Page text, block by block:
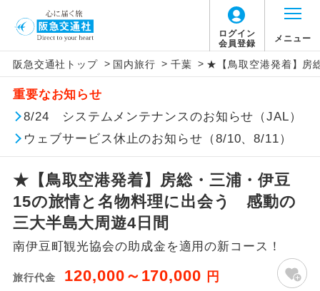
ログイン
会員登録
メニュー
阪急交通社トップ > 国内旅行 > 千葉 > ★【鳥取空港発着】房
重要なお知らせ
8/24 システムメンテナンスのお知らせ（JAL）
ウェブサービス休止のお知らせ（8/10、8/11）
★【鳥取空港発着】房総・三浦・伊豆
15の旅情と名物料理に出会う 感動の
三大半島大周遊4日間
南伊豆町観光協会の助成金を適用の新コース！
旅行代金 120,000～170,000 円
【国内旅客施設使用料について】
旅行代金に国内旅客施設使用料は含まれてお
りません。別途お支払いが必要となります。
羽田空港往復：大人900円、子供900円
2026/10/6〜2027/6/4 羽田空港往復：大人
1,160円、子供1,160円
2027/6/5〜 羽田空港往復：大人1,180円、子
供1,180円
アイコン 説明
添乗員同行
往路出発空港（駅）から復路到着空港
（駅）まで同行します。
現地添乗員同
現地到着空港（駅）から最終日出発空港
（駅）まで添乗員が同行します。
バスガイド乗
務
バスガイドが乗務し、車内での観光案内
があります。